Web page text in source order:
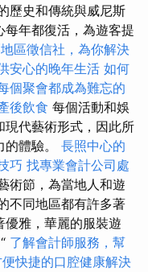
歷史和傳統與威尼斯
年都復活，為遊客提
區徵信社，為你解決
安心的晚年生活 如何
個聚會都成為難忘的
後飲食 每個活動和娛
現代藝術形式，因此所
體驗。 長照中心的
巧 找專業會計公司處
術節，為當地人和遊
不同地區都有許多著
雅，華麗的服裝遊
了解會計師服務，幫
快捷的口腔健康解決